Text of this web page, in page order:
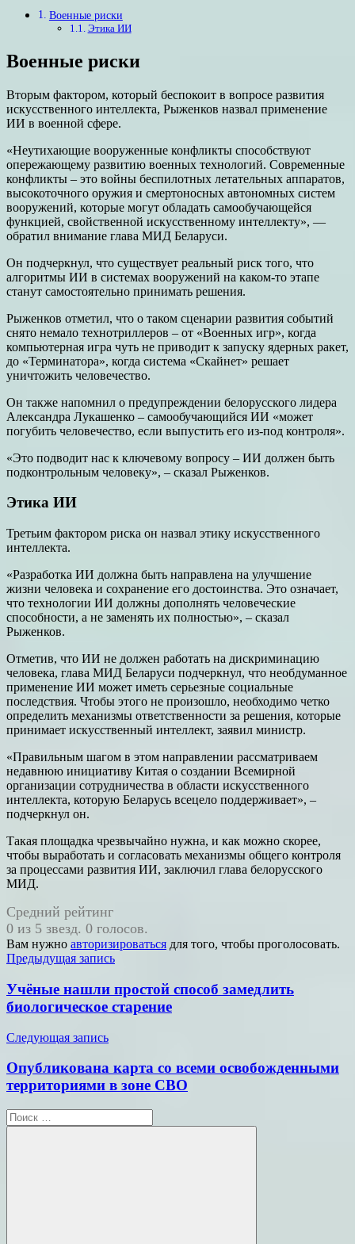
Военные риски
Этика ИИ
Военные риски
Вторым фактором, который беспокоит в вопросе развития
искусственного интеллекта, Рыженков назвал применение
ИИ в военной сфере.
«Неутихающие вооруженные конфликты способствуют
опережающему развитию военных технологий. Современные
конфликты – это войны беспилотных летательных аппаратов,
высокоточного оружия и смертоносных автономных систем
вооружений, которые могут обладать самообучающейся
функцией, свойственной искусственному интеллекту», —
обратил внимание глава МИД Беларуси.
Он подчеркнул, что существует реальный риск того, что
алгоритмы ИИ в системах вооружений на каком-то этапе
станут самостоятельно принимать решения.
Рыженков отметил, что о таком сценарии развития событий
снято немало технотриллеров – от «Военных игр», когда
компьютерная игра чуть не приводит к запуску ядерных ракет,
до «Терминатора», когда система «Скайнет» решает
уничтожить человечество.
Он также напомнил о предупреждении белорусского лидера
Александра Лукашенко – самообучающийся ИИ «может
погубить человечество, если выпустить его из-под контроля».
«Это подводит нас к ключевому вопросу – ИИ должен быть
подконтрольным человеку», – сказал Рыженков.
Этика ИИ
Третьим фактором риска он назвал этику искусственного
интеллекта.
«Разработка ИИ должна быть направлена на улучшение
жизни человека и сохранение его достоинства. Это означает,
что технологии ИИ должны дополнять человеческие
способности, а не заменять их полностью», – сказал
Рыженков.
Отметив, что ИИ не должен работать на дискриминацию
человека, глава МИД Беларуси подчеркнул, что необдуманное
применение ИИ может иметь серьезные социальные
последствия. Чтобы этого не произошло, необходимо четко
определить механизмы ответственности за решения, которые
принимает искусственный интеллект, заявил министр.
«Правильным шагом в этом направлении рассматриваем
недавнюю инициативу Китая о создании Всемирной
организации сотрудничества в области искусственного
интеллекта, которую Беларусь всецело поддерживает», –
подчеркнул он.
Такая площадка чрезвычайно нужна, и как можно скорее,
чтобы выработать и согласовать механизмы общего контроля
за процессами развития ИИ, заключил глава белорусского
МИД.
Средний рейтинг
0 из 5 звезд. 0 голосов.
Вам нужно авторизироваться для того, чтобы проголосовать.
Навигация
по
записям
Предыдущая запись
Учёные нашли простой способ замедлить
биологическое старение
Следующая запись
Опубликована карта со всеми освобожденными
территориями в зоне СВО
Поиск
для: